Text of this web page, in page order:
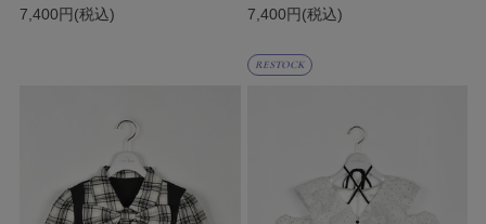
7,400円(税込) 7,400円(税込)
RESTOCK